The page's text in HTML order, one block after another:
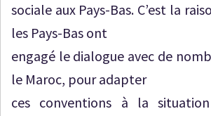
sociale aux Pays-Bas. C’est la
les Pays-Bas ont
engagé le dialogue avec de
le Maroc, pour adapter
ces conventions à la